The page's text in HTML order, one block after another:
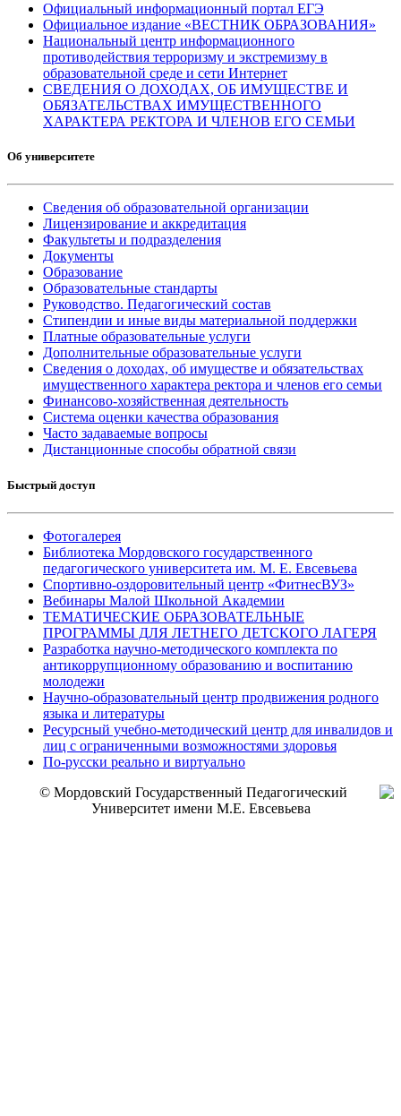
Официальный информационный портал ЕГЭ
Официальное издание «ВЕСТНИК ОБРАЗОВАНИЯ»
Национальный центр информационного
противодействия терроризму и экстремизму в
образовательной среде и сети Интернет
СВЕДЕНИЯ О ДОХОДАХ, ОБ ИМУЩЕСТВЕ И
ОБЯЗАТЕЛЬСТВАХ ИМУЩЕСТВЕННОГО
ХАРАКТЕРА РЕКТОРА И ЧЛЕНОВ ЕГО СЕМЬИ
Об университете
Сведения об образовательной организации
Лицензирование и аккредитация
Факультеты и подразделения
Документы
Образование
Образовательные стандарты
Руководство. Педагогический состав
Стипендии и иные виды материальной поддержки
Платные образовательные услуги
Дополнительные образовательные услуги
Сведения о доходах, об имуществе и обязательствах
имущественного характера ректора и членов его семьи
Финансово-хозяйственная деятельность
Система оценки качества образования
Часто задаваемые вопросы
Дистанционные способы обратной связи
Быстрый доступ
Фотогалерея
Библиотека Мордовского государственного
педагогического университета им. М. Е. Евсевьева
Спортивно-оздоровительный центр «ФитнесВУЗ»
Вебинары Малой Школьной Академии
ТЕМАТИЧЕСКИЕ ОБРАЗОВАТЕЛЬНЫЕ
ПРОГРАММЫ ДЛЯ ЛЕТНЕГО ДЕТСКОГО ЛАГЕРЯ
Разработка научно-методического комплекта по
антикоррупционному образованию и воспитанию
молодежи
Научно-образовательный центр продвижения родного
языка и литературы
Ресурсный учебно-методический центр для инвалидов и
лиц с ограниченными возможностями здоровья
По-русски реально и виртуально
© Мордовский Государственный Педагогический
Университет имени М.Е. Евсевьева